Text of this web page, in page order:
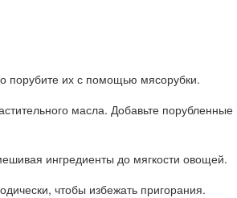
порубите их с помощью мясорубки.
масла. Добавьте порубленные
ингредиенты до мягкости овощей.
чтобы избежать пригорания.